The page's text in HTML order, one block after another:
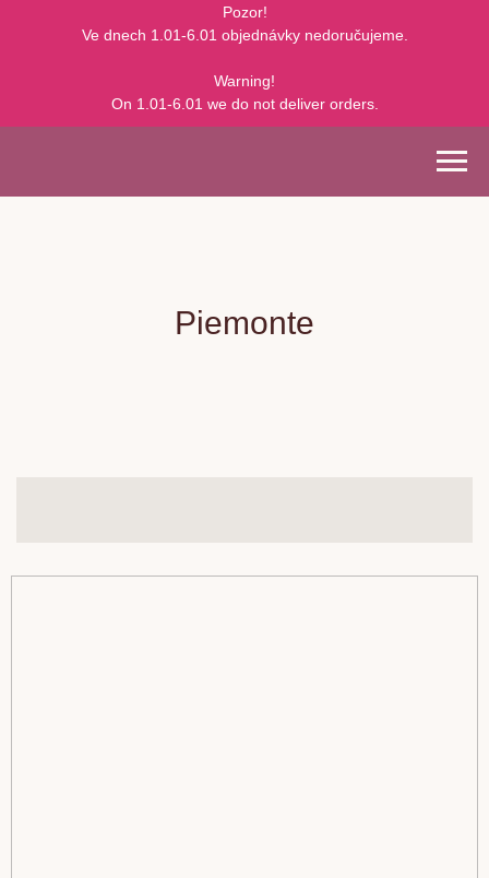
Pozor!
Ve dnech 1.01-6.01 objednávky nedoručujeme.
Warning!
On 1.01-6.01 we do not deliver orders.
Piemonte